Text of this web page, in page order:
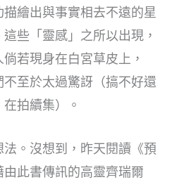
繪出與事實相去不遠的星
些「靈感」之所以出現，
若現身在白宮草皮上，
不至於太過驚訝（搞不好還
拍續集）。
。沒想到，昨天閱讀《預
此書傳訊的高靈齊瑞爾